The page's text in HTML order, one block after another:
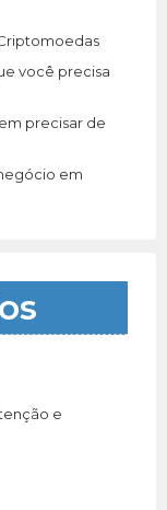
você precisa
precisar de
em
e